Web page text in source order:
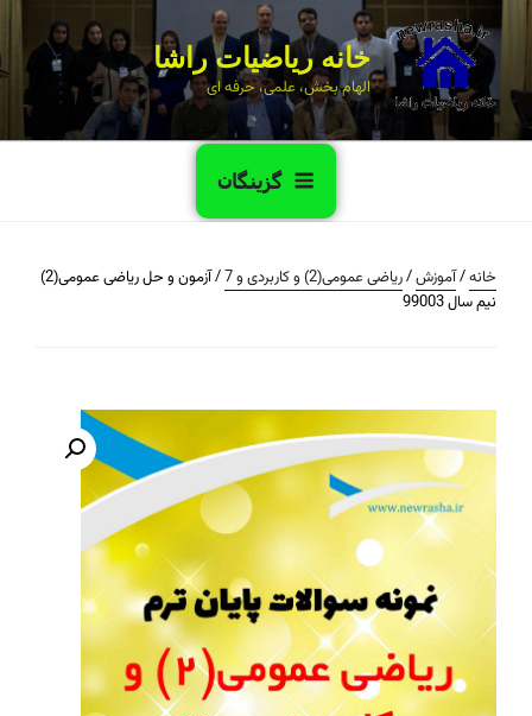
خانه ریاضیات راشا
الهام بخش، علمی، حرفه ای
گزینگان
خانه/آموزش/ریاضی عمومی(2) و کاربردی و 7
/ آزمون و حل ریاضی عمومی(2)
نیم سال 99003